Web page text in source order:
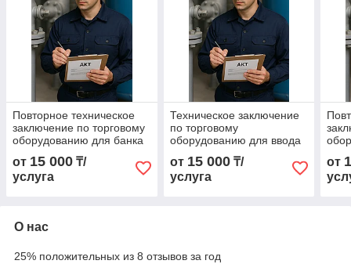
Повторное техническое
заключение по торговому
оборудованию для банка
от 15 000 ₸/
услуга
Техническое заключение
по торговому
оборудованию для ввода
в эксплуатацию
от 15 000₸/
услуга
от
О нас
25% положительных из 8 отзывов за год